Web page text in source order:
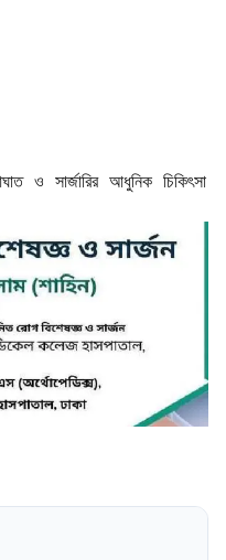
সার্জারির আধুনিক চিকিৎসা